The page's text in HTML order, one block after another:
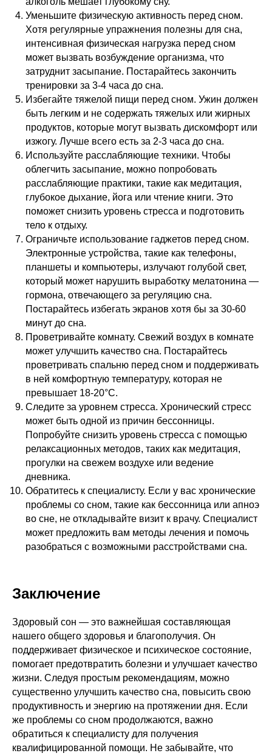
Уменьшите физическую активность перед сном.
Хотя регулярные упражнения полезны для сна,
интенсивная физическая нагрузка перед сном
может вызвать возбуждение организма, что
затруднит засыпание. Постарайтесь закончить
тренировки за 3-4 часа до сна.
Избегайте тяжелой пищи перед сном. Ужин должен
быть легким и не содержать тяжелых или жирных
продуктов, которые могут вызвать дискомфорт или
изжогу. Лучше всего есть за 2-3 часа до сна.
Используйте расслабляющие техники. Чтобы
облегчить засыпание, можно попробовать
расслабляющие практики, такие как медитация,
глубокое дыхание, йога или чтение книги. Это
поможет снизить уровень стресса и подготовить
тело к отдыху.
Ограничьте использование гаджетов перед сном.
Электронные устройства, такие как телефоны,
планшеты и компьютеры, излучают голубой свет,
который может нарушить выработку мелатонина —
гормона, отвечающего за регуляцию сна.
Постарайтесь избегать экранов хотя бы за 30-60
минут до сна.
Проветривайте комнату. Свежий воздух в комнате
может улучшить качество сна. Постарайтесь
проветривать спальню перед сном и поддерживать
в ней комфортную температуру, которая не
превышает 18-20°C.
Следите за уровнем стресса. Хронический стресс
может быть одной из причин бессонницы.
Попробуйте снизить уровень стресса с помощью
релаксационных методов, таких как медитация,
прогулки на свежем воздухе или ведение
дневника.
Обратитесь к специалисту. Если у вас хронические
проблемы со сном, такие как бессонница или апноэ
во сне, не откладывайте визит к врачу. Специалист
может предложить вам методы лечения и помочь
разобраться с возможными расстройствами сна.
Заключение
Здоровый сон — это важнейшая составляющая
нашего общего здоровья и благополучия. Он
поддерживает физическое и психическое состояние,
помогает предотвратить болезни и улучшает качество
жизни. Следуя простым рекомендациям, можно
существенно улучшить качество сна, повысить свою
продуктивность и энергию на протяжении дня. Если
же проблемы со сном продолжаются, важно
обратиться к специалисту для получения
квалифицированной помощи. Не забывайте, что